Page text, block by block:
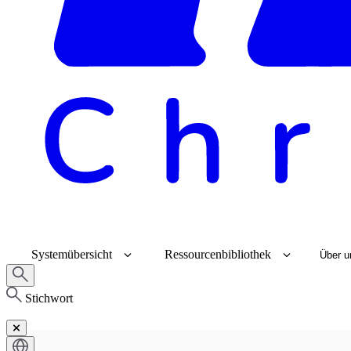
Systemübersicht Ressourcenbibliothek Über
Stichwort